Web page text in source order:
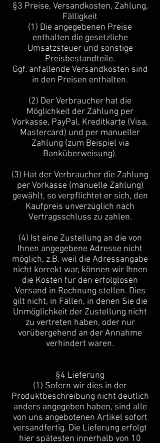
§3 Preise, Versandkosten, Zahlung,
Fälligkeit
(1) Die angegebenen Preise
enthalten die gesetzliche
Umsatzsteuer und sonstige
Preisbestandteile.
Ggf. anfallende Versandkosten sind
in den Preisen enthalten.
(2) Der Verbraucher hat die
Möglichkeit der Zahlung per
Vorkasse, PayPal, Kreditkarte (Visa,
Mastercard) und per manueller
Zahlung (zum Beispiel via
Banküberweisung).
(3) Hat der Verbraucher die Zahlung
per Vorkasse (manuelle Zahlung)
gewählt, so verpflichtet er sich, den
Kaufpreis unverzüglich nach
Vertragsschluss zu zahlen.
(4) Ist eine Zustellung an die von
Ihnen angegebene Adresse nicht
möglich, z.B. weil die Adressangabe
nicht korrekt war, können wir Ihnen
die Kosten für den erfolglosen
Versand in Rechnung stellen. Dies
gilt nicht, in Fällen, in denen Sie die
Unmöglichkeit der Zustellung nicht
zu vertreten haben, oder nur
vorübergehend an der Annahme
verhindert waren.
§4 Lieferung
(1) Sofern wir dies in der
Produktbeschreibung nicht deutlich
anders angegeben haben, sind alle
von uns angebotenen Artikel sofort
versandfertig. Die Lieferung erfolgt
hier spätesten innerhalb von 10